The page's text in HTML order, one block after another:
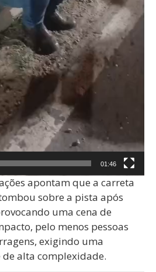
01:46
apontam que a carreta
sobre a pista após
uma cena de
pelo menos pessoas
exigindo uma
alta complexidade.